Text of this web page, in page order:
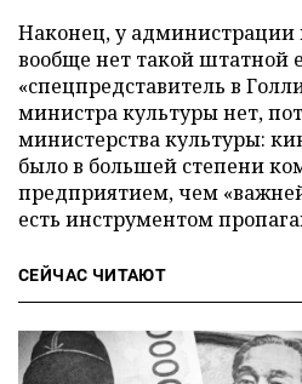
Наконец, у
вообще нет такой штатной
«спецпредставитель в
министра культуры нет,
министерства культуры:
было в большей степени
предприятием, чем
есть инструментом
СЕЙЧАС ЧИТАЮТ